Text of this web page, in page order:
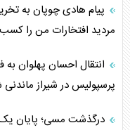
پیام هادی چوپان به
مردید افتخارات من را
انتقال احسان پهلوان
پرسپولیس در شیراز